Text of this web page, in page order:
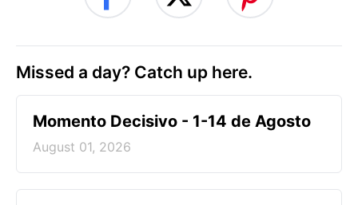
Missed a day? Catch up here.
Momento Decisivo - 1-14 de Agosto
August 01, 2026